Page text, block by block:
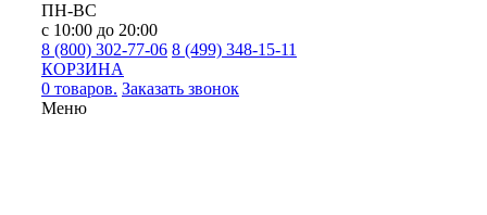
ПН-ВС
с 10:00 до 20:00
8 (800) 302-77-06 8 (499) 348-15-11
КОРЗИНА
0 товаров. Заказать звонок
Меню